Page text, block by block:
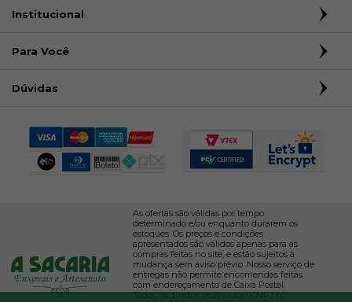
Institucional
Para Você
Dúvidas
As ofertas são válidas por tempo
determinado e/ou enquanto durarem os
estoques. Os preços e condições
apresentados são válidos apenas para as
compras feitas no site, e estão sujeitos à
mudança sem aviso prévio. Nosso serviço de
entregas não permite encomendas feitas
com endereçamento de Caixa Postal.
Todos os direitos reservados- CNPJ nº